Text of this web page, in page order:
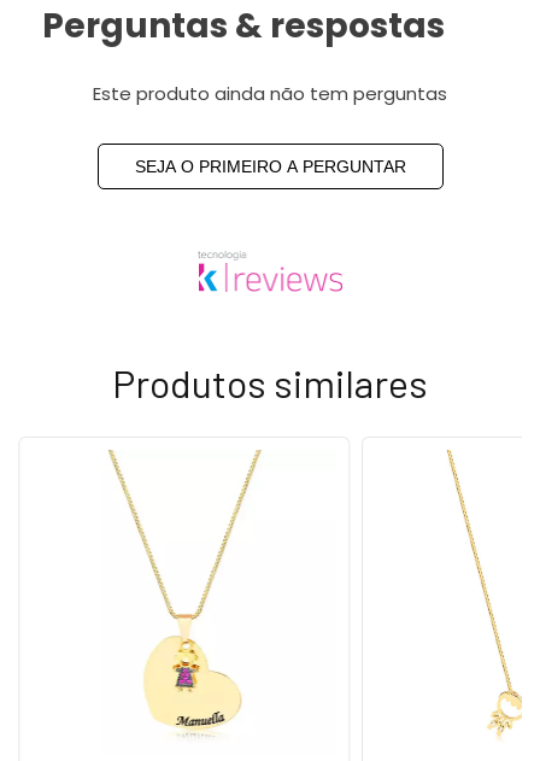
Perguntas & respostas
Este produto ainda não tem perguntas
SEJA O PRIMEIRO A PERGUNTAR
Produtos similares